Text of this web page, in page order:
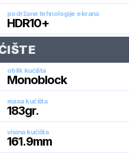
podržane tehnologije ekrana
HDR10+
oblik kućišta
Monoblock
masa kućišta
183gr.
visina kućišta
161.9mm